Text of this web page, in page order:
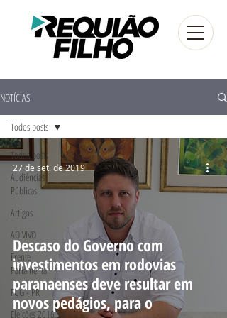
NOTÍCIAS
Todos posts
Audiências
Públicas
Artigos
AO VIVO
Frente
Parlamentar
FUG - PR
Eleições 2016
Todos posts
Descaso do Governo com
investimentos em rodovias
paranaenses deve resultar em
novos pedágios, para o
27 de set. de 2019